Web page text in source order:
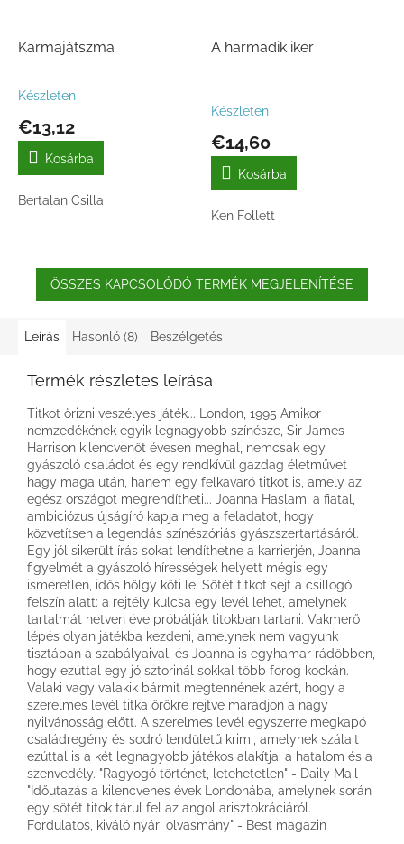
Karmajátszma
A
átlagos
értékelése
5-
1,0
Készleten
€13,12
Kosárba
Bertalan Csilla
A harmadik iker
Készleten
€14,60
Kosárba
Ken Follett
ÖSSZES KAPCSOLÓDÓ TERMÉK MEGJELENÍTÉSE
Leírás Hasonló (8) Beszélgetés
Termék részletes leírása
Titkot őrizni veszélyes játék... London, 1995 Amikor
nemzedékének egyik legnagyobb színésze, Sir James
Harrison kilencvenöt évesen meghal, nemcsak egy
gyászoló családot és egy rendkívül gazdag életművet
hagy maga után, hanem egy felkavaró titkot is, amely az
egész országot megrendítheti... Joanna Haslam, a fiatal,
ambiciózus újságíró kapja meg a feladatot, hogy
közvetítsen a legendás színészóriás gyászszertartásáról.
Egy jól sikerült írás sokat lendíthetne a karrierjén, Joanna
figyelmét a gyászoló hírességek helyett mégis egy
ismeretlen, idős hölgy köti le. Sötét titkot sejt a csillogó
felszín alatt: a rejtély kulcsa egy levél lehet, amelynek
tartalmát hetven éve próbálják titokban tartani. Vakmerő
lépés olyan játékba kezdeni, amelynek nem vagyunk
tisztában a szabályaival, és Joanna is egyhamar rádöbben,
hogy ezúttal egy jó sztorinál sokkal több forog kockán.
Valaki vagy valakik bármit megtennének azért, hogy a
szerelmes levél titka örökre rejtve maradjon a nagy
nyilvánosság előtt. A szerelmes levél egyszerre megkapó
családregény és sodró lendületű krimi, amelynek szálait
ezúttal is a két legnagyobb játékos alakítja: a hatalom és a
szenvedély. "Ragyogó történet, letehetetlen" - Daily Mail
"Időutazás a kilencvenes évek Londonába, amelynek során
egy sötét titok tárul fel az angol arisztokráciáról.
Fordulatos, kiváló nyári olvasmány" - Best magazin